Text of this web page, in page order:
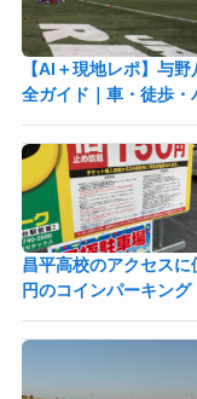
【AI＋現地レポ】与
全ガイド｜車・徒歩
昌平高校のアクセス
円のコインパーキン